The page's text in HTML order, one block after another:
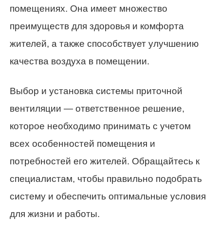
помещениях. Она имеет множество
преимуществ для здоровья и комфорта
жителей, а также способствует улучшению
качества воздуха в помещении.
Выбор и установка системы приточной
вентиляции — ответственное решение,
которое необходимо принимать с учетом
всех особенностей помещения и
потребностей его жителей. Обращайтесь к
специалистам, чтобы правильно подобрать
систему и обеспечить оптимальные условия
для жизни и работы.